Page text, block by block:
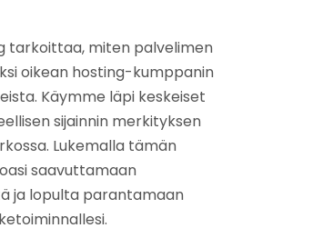
tarkoittaa, miten palvelimen
oikean hosting-kumppanin
Käymme läpi keskeiset
sijainnin merkityksen
Lukemalla tämän
saavuttamaan
ja lopulta parantamaan